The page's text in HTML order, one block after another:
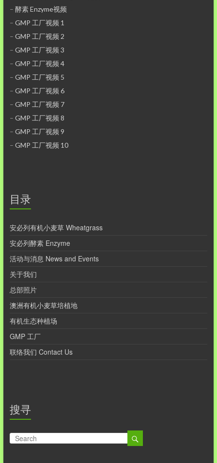
– 酵素 Enzyme视频
– GMP 工厂视频 1
– GMP 工厂视频 2
– GMP 工厂视频 3
– GMP 工厂视频 4
– GMP 工厂视频 5
– GMP 工厂视频 6
– GMP 工厂视频 7
– GMP 工厂视频 8
– GMP 工厂视频 9
– GMP 工厂视频 10
目录
安必列有机小麦草 Wheatgrass
安必列酵素 Enzyme
活动与消息 News and Events
关于我们
总部照片
澳洲有机小麦草培植地
有机生态种植场
GMP 工厂
联络我们 Contact Us
搜寻